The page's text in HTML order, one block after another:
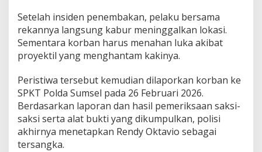
Setelah insiden penembakan, pelaku bersama
rekannya langsung kabur meninggalkan lokasi.
Sementara korban harus menahan luka akibat
proyektil yang menghantam kakinya.
Peristiwa tersebut kemudian dilaporkan korban ke
SPKT Polda Sumsel pada 26 Februari 2026.
Berdasarkan laporan dan hasil pemeriksaan saksi-
saksi serta alat bukti yang dikumpulkan, polisi
akhirnya menetapkan Rendy Oktavio sebagai
tersangka.